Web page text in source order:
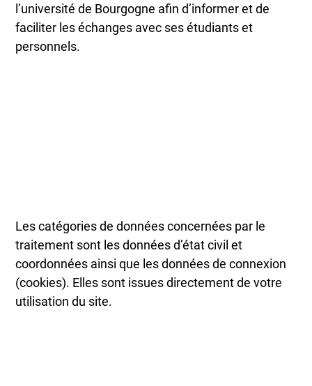
l’université de Bourgogne afin d’informer et de
faciliter les échanges avec ses étudiants et
personnels.
Les catégories de données concernées par le
traitement sont les données d’état civil et
coordonnées ainsi que les données de connexion
(cookies). Elles sont issues directement de votre
utilisation du site.